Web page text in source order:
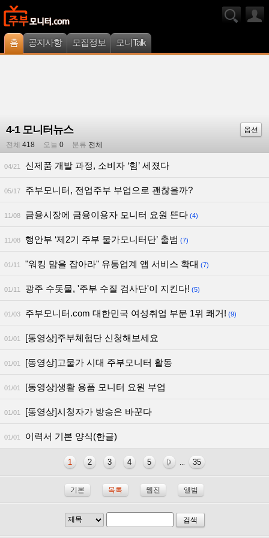
홈 공지사항 모집정보 모니Talk
4-1 모니터뉴스
옵션
전체 418 오늘 0 분류 전체
04/21 신제품 개발 과정, 소비자 ‘힘’ 세졌다
05/17 주부모니터, 전업주부 부업으로 괜찮을까?
11/08 금융시장에 금융이용자 모니터 요원 뜬다 (4)
11/08 행안부 ‘제2기 주부 물가모니터단’ 출범 (7)
01/11 "워킹 맘을 잡아라" 유통업계 앱 서비스 확대 (7)
01/11 광주 수돗물, '주부 수질 검사단'이 지킨다! (5)
01/03 주부모니터.com 대한민국 여성취업 부문 1위 쾌거! (9)
01/01 [동영상]주부체험단 신청해보세요
01/01 [동영상]고물가 시대 주부모니터 활동
01/01 [동영상]생활 용품 모니터 요원 부업
01/01 [동영상]시청자가 방송은 바꾼다
01/01 이력서 기본 양식(한글)
1 2 3 4 5 ... 35
기본 목록 웹진 앨범
검색